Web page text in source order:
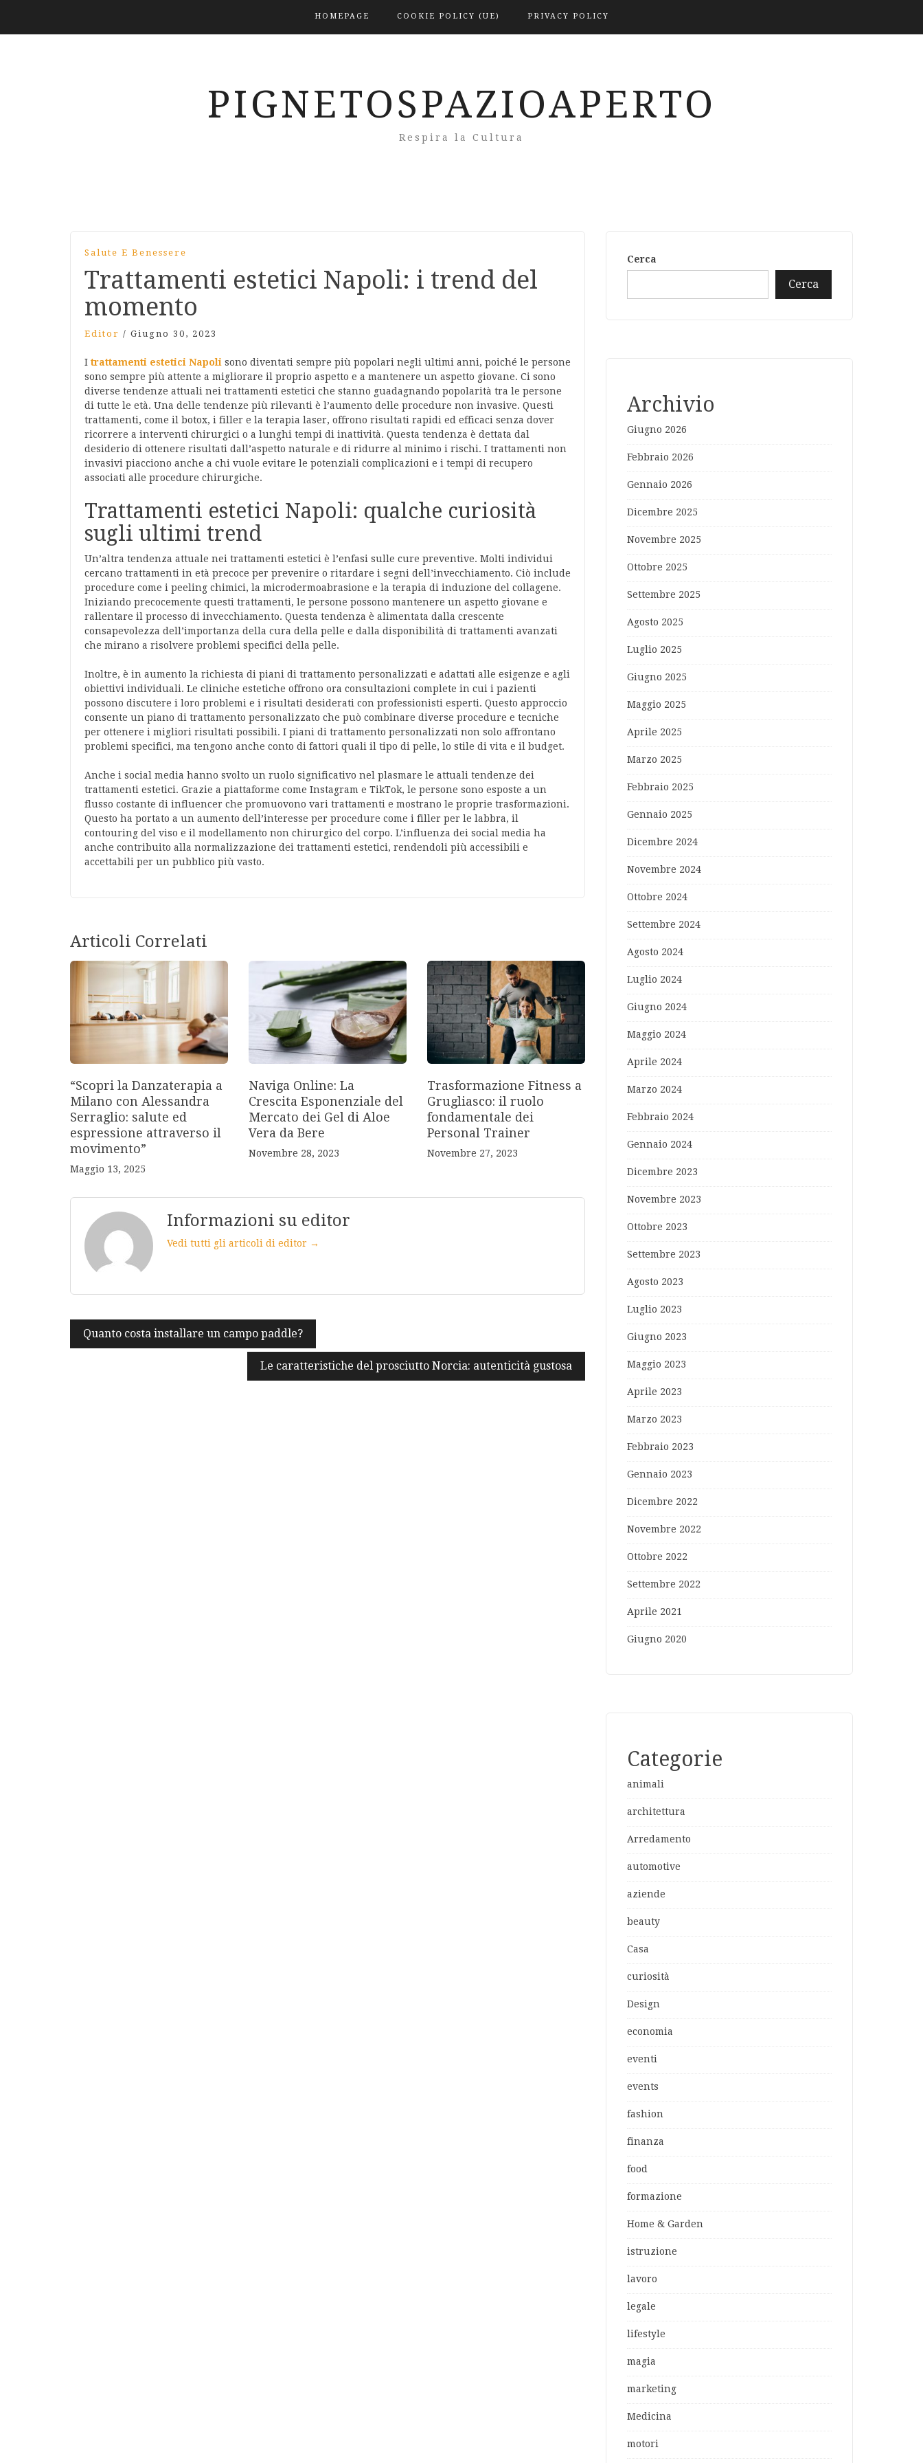
HOMEPAGE COOKIE POLICY (UE) PRIVACY POLICY
PIGNETOSPAZIOAPERTO
Respira la Cultura
Salute E Benessere
Trattamenti estetici Napoli: i trend del
momento
Editor / Giugno 30, 2023
I trattamenti estetici Napoli sono diventati sempre più popolari negli ultimi anni, poiché le persone
sono sempre più attente a migliorare il proprio aspetto e a mantenere un aspetto giovane. Ci sono
diverse tendenze attuali nei trattamenti estetici che stanno guadagnando popolarità tra le persone
di tutte le età. Una delle tendenze più rilevanti è l’aumento delle procedure non invasive. Questi
trattamenti, come il botox, i filler e la terapia laser, offrono risultati rapidi ed efficaci senza dover
ricorrere a interventi chirurgici o a lunghi tempi di inattività. Questa tendenza è dettata dal
desiderio di ottenere risultati dall’aspetto naturale e di ridurre al minimo i rischi. I trattamenti non
invasivi piacciono anche a chi vuole evitare le potenziali complicazioni e i tempi di recupero
associati alle procedure chirurgiche.
Trattamenti estetici Napoli: qualche curiosità
sugli ultimi trend
Un’altra tendenza attuale nei trattamenti estetici è l’enfasi sulle cure preventive. Molti individui
cercano trattamenti in età precoce per prevenire o ritardare i segni dell’invecchiamento. Ciò include
procedure come i peeling chimici, la microdermoabrasione e la terapia di induzione del collagene.
Iniziando precocemente questi trattamenti, le persone possono mantenere un aspetto giovane e
rallentare il processo di invecchiamento. Questa tendenza è alimentata dalla crescente
consapevolezza dell’importanza della cura della pelle e dalla disponibilità di trattamenti avanzati
che mirano a risolvere problemi specifici della pelle.
Inoltre, è in aumento la richiesta di piani di trattamento personalizzati e adattati alle esigenze e agli
obiettivi individuali. Le cliniche estetiche offrono ora consultazioni complete in cui i pazienti
possono discutere i loro problemi e i risultati desiderati con professionisti esperti. Questo approccio
consente un piano di trattamento personalizzato che può combinare diverse procedure e tecniche
per ottenere i migliori risultati possibili. I piani di trattamento personalizzati non solo affrontano
problemi specifici, ma tengono anche conto di fattori quali il tipo di pelle, lo stile di vita e il budget.
Anche i social media hanno svolto un ruolo significativo nel plasmare le attuali tendenze dei
trattamenti estetici. Grazie a piattaforme come Instagram e TikTok, le persone sono esposte a un
flusso costante di influencer che promuovono vari trattamenti e mostrano le proprie trasformazioni.
Questo ha portato a un aumento dell’interesse per procedure come i filler per le labbra, il
contouring del viso e il modellamento non chirurgico del corpo. L’influenza dei social media ha
anche contribuito alla normalizzazione dei trattamenti estetici, rendendoli più accessibili e
accettabili per un pubblico più vasto.
Articoli Correlati
“Scopri la Danzaterapia a
Milano con Alessandra
Serraglio: salute ed
espressione attraverso il
movimento”
Maggio 13, 2025
Naviga Online: La
Crescita Esponenziale del
Mercato dei Gel di Aloe
Vera da Bere
Novembre 28, 2023
Trasformazione Fitness a
Grugliasco: il ruolo
fondamentale dei
Personal Trainer
Novembre 27, 2023
Informazioni su editor
Vedi tutti gli articoli di editor →
Navigazione
articoli
Quanto costa installare un campo paddle?
Le caratteristiche del prosciutto Norcia: autenticità gustosa
Cerca
Cerca
Archivio
Giugno 2026
Febbraio 2026
Gennaio 2026
Dicembre 2025
Novembre 2025
Ottobre 2025
Settembre 2025
Agosto 2025
Luglio 2025
Giugno 2025
Maggio 2025
Aprile 2025
Marzo 2025
Febbraio 2025
Gennaio 2025
Dicembre 2024
Novembre 2024
Ottobre 2024
Settembre 2024
Agosto 2024
Luglio 2024
Giugno 2024
Maggio 2024
Aprile 2024
Marzo 2024
Febbraio 2024
Gennaio 2024
Dicembre 2023
Novembre 2023
Ottobre 2023
Settembre 2023
Agosto 2023
Luglio 2023
Giugno 2023
Maggio 2023
Aprile 2023
Marzo 2023
Febbraio 2023
Gennaio 2023
Dicembre 2022
Novembre 2022
Ottobre 2022
Settembre 2022
Aprile 2021
Giugno 2020
Categorie
animali
architettura
Arredamento
automotive
aziende
beauty
Casa
curiosità
Design
economia
eventi
events
fashion
finanza
food
formazione
Home & Garden
istruzione
lavoro
legale
lifestyle
magia
marketing
Medicina
motori